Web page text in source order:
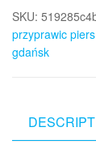
SKU:
przyprawic
gdańsk